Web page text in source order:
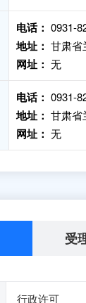
电话： 0931-
地址： 甘肃省
网址： 无
电话： 0931-
地址： 甘肃省
网址： 无
受
行政许可